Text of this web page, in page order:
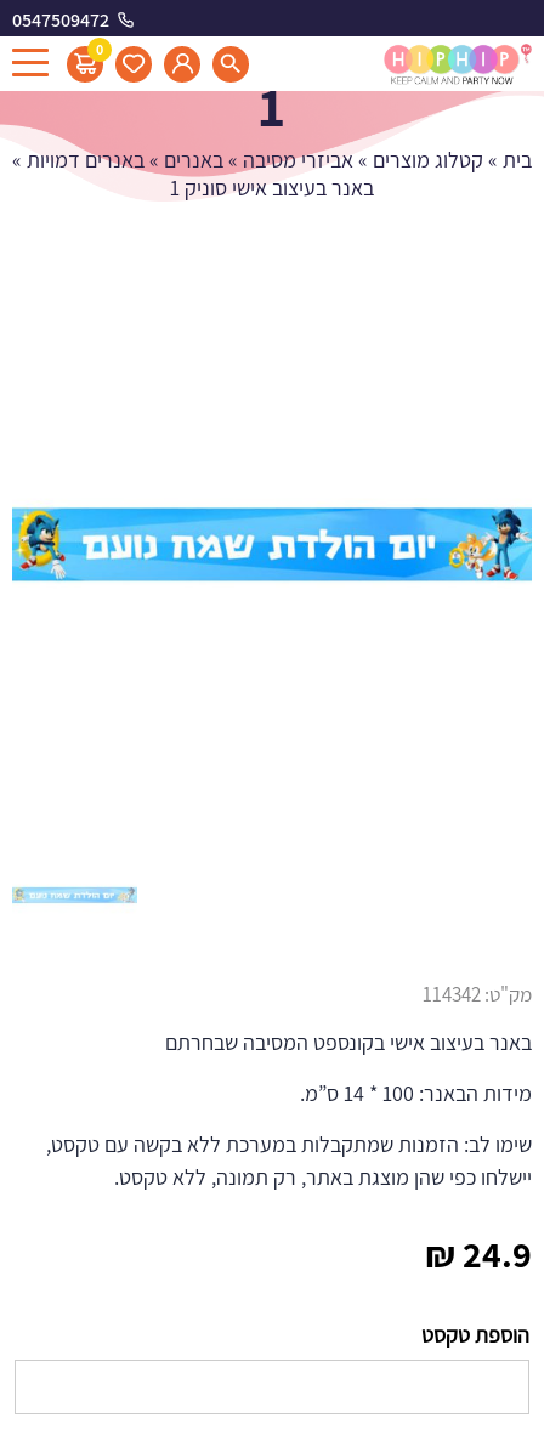
0547509472
0
באנר בעיצוב אישי סוניק
1
בית » קטלוג מוצרים »אביזרי מסיבה »באנרים »באנרים דמויות »
באנר בעיצוב אישי סוניק 1
24.9
₪
הוספת טקסט
מק"ט:114342
באנר בעיצוב אישי בקונספט המסיבה שבחרתם
מידות הבאנר: 100 * 14 ס”מ.
שימו לב: הזמנות שמתקבלות במערכת ללא בקשה עם טקסט,
יישלחו כפי שהן מוצגת באתר, רק תמונה, ללא טקסט.